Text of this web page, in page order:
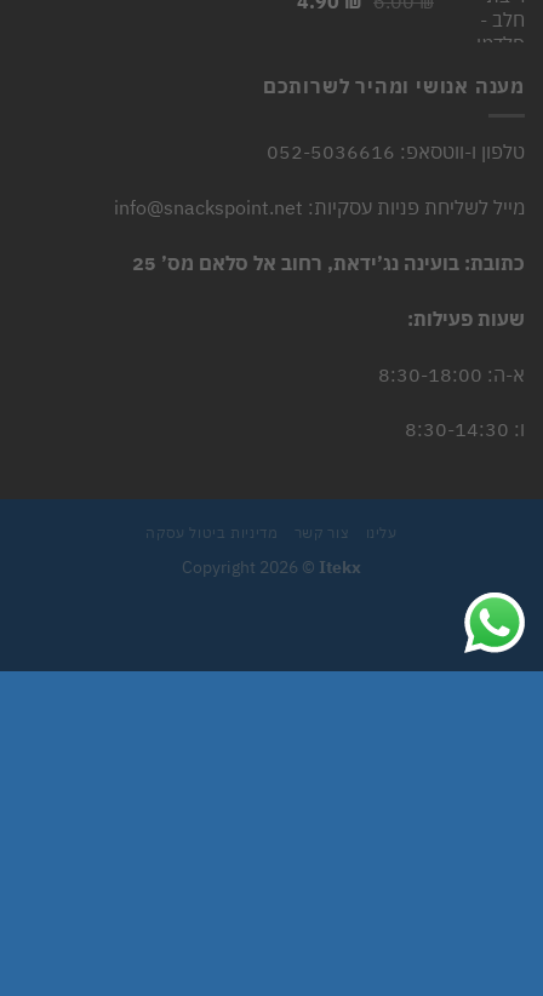
6.00 ₪.
4.90 ₪.
מענה אנושי ומהיר לשרותכם
טלפון ו-ווטסאפ: 052-5036616
מייל לשליחת פניות עסקיות: info@snackspoint.net
כתובת: בועינה נג’ידאת, רחוב אל סלאם מס’ 25
שעות פעילות:
א-ה: 8:30-18:00
ו: 8:30-14:30
עלינו צור קשר מדיניות ביטול עסקה
Copyright 2026 © Itekx